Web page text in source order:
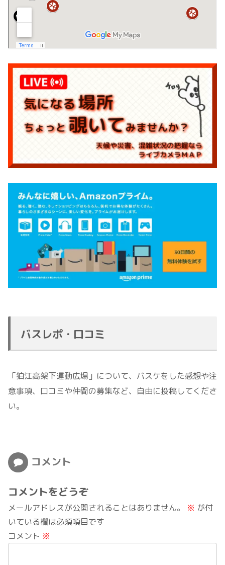
バスレポ・口コミ
「狛江高架下運動広場」について、バスケをした感想や注
意事項、口コミや仲間の募集など、自由に投稿してくださ
い。
コメント
コメントをどうぞ
メールアドレスが公開されることはありません。 ※ が付
いている欄は必須項目です
コメント ※